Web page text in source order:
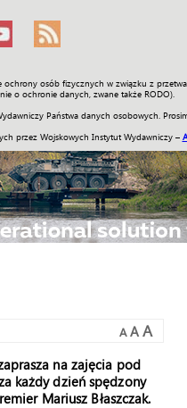
ochrony osób fizycznych w związku z
o ochronie danych, zwane także RODO).
Państwa danych osobowych.
przez Wojskowych Instytut Wydawniczy –
Galerie Wideo
A A A
na zajęcia pod
każdy dzień spędzony
Mariusz Błaszczak.